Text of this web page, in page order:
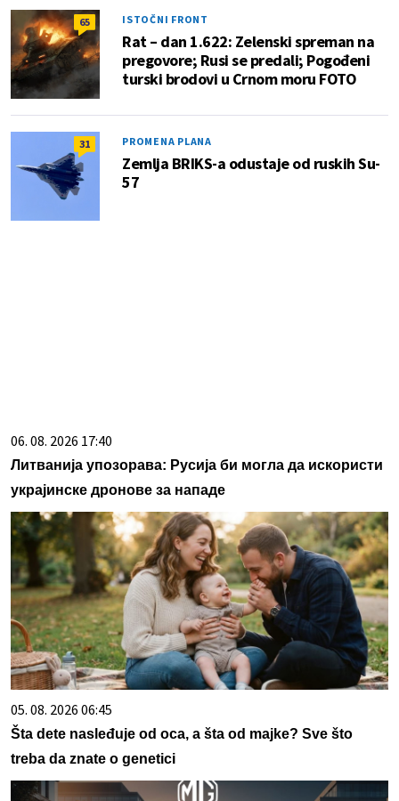
65 ISTOČNI FRONT
Rat – dan 1.622: Zelenski spreman na
pregovore; Rusi se predali; Pogođeni
turski brodovi u Crnom moru FOTO
31 PROMENA PLANA
Zemlja BRIKS-a odustaje od ruskih Su-
57
06. 08. 2026 17:40
Литванија упозорава: Русија би могла да искористи
украјинске дронове за нападе
05. 08. 2026 06:45
Šta dete nasleđuje od oca, a šta od majke? Sve što
treba da znate o genetici